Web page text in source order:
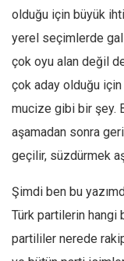
olduğu için büyük
yerel seçimlerde
çok oyu alan değil
çok aday olduğu
mucize gibi bir şey.
aşamadan sonra
geçilir, süzdürmek
Şimdi ben bu
Türk partilerin hangi
partililer nerede